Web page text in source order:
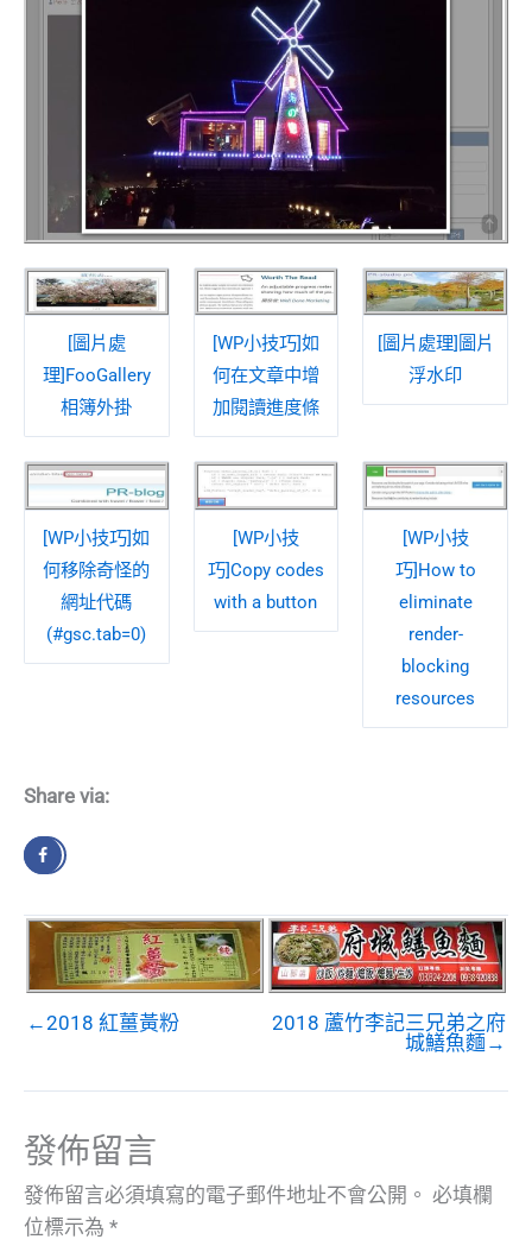
[圖片處
理]FooGallery
相簿外掛
[WP小技巧]如
何在文章中增
加閱讀進度條
[圖片處理]圖片
浮水印
[WP小技巧]如
何移除奇怪的
網址代碼
(#gsc.tab=0)
[WP小技
巧]Copy codes
with a button
[WP小技
巧]How to
eliminate
render-
blocking
resources
Share via:
←2018 紅薑黃粉
2018 蘆竹李記三兄弟之府
城鱔魚麵→
發佈留言
發佈留言必須填寫的電子郵件地址不會公開。 必填欄
位標示為 *